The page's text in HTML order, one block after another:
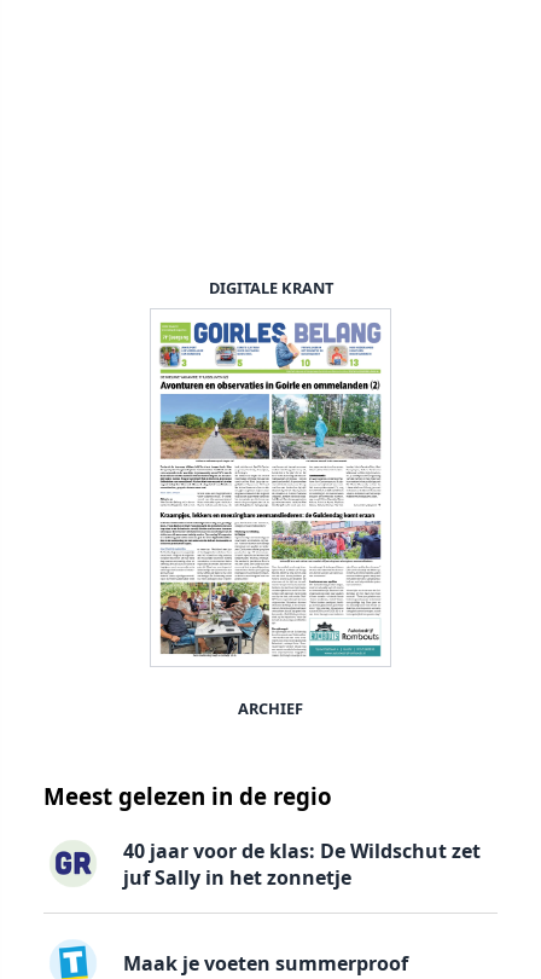
DIGITALE KRANT
ARCHIEF
Meest gelezen in de regio
40 jaar voor de klas: De Wildschut zet
juf Sally in het zonnetje
Maak je voeten summerproof